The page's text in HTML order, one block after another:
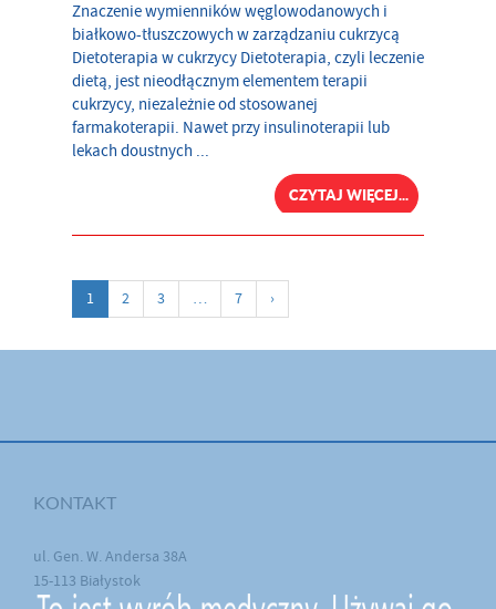
Znaczenie wymienników węglowodanowych i
białkowo-tłuszczowych w zarządzaniu cukrzycą
Dietoterapia w cukrzycy Dietoterapia, czyli leczenie
dietą, jest nieodłącznym elementem terapii
cukrzycy, niezależnie od stosowanej
farmakoterapii. Nawet przy insulinoterapii lub
lekach doustnych ...
CZYTAJ WIĘCEJ...
1 2 3 … 7 ›
KONTAKT
ul. Gen. W. Andersa 38A
15-113 Białystok